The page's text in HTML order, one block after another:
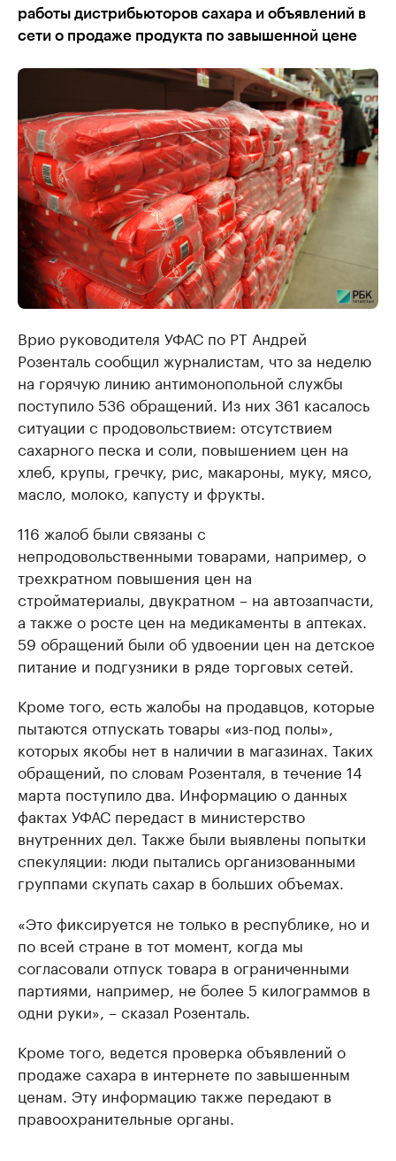
работы дистрибьюторов сахара и объявлений в
сети о продаже продукта по завышенной цене
Врио руководителя УФАС по РТ Андрей
Розенталь сообщил журналистам, что за неделю
на горячую линию антимонопольной службы
поступило 536 обращений. Из них 361 касалось
ситуации с продовольствием: отсутствием
сахарного песка и соли, повышением цен на
хлеб, крупы, гречку, рис, макароны, муку, мясо,
масло, молоко, капусту и фрукты.
116 жалоб были связаны с
непродовольственными товарами, например, о
трехкратном повышения цен на
стройматериалы, двукратном – на автозапчасти,
а также о росте цен на медикаменты в аптеках.
59 обращений были об удвоении цен на детское
питание и подгузники в ряде торговых сетей.
Кроме того, есть жалобы на продавцов, которые
пытаются отпускать товары «из-под полы»,
которых якобы нет в наличии в магазинах. Таких
обращений, по словам Розенталя, в течение 14
марта поступило два. Информацию о данных
фактах УФАС передаст в министерство
внутренних дел. Также были выявлены попытки
спекуляции: люди пытались организованными
группами скупать сахар в больших объемах.
«Это фиксируется не только в республике, но и
по всей стране в тот момент, когда мы
согласовали отпуск товара в ограниченными
партиями, например, не более 5 килограммов в
одни руки», – сказал Розенталь.
Кроме того, ведется проверка объявлений о
продаже сахара в интернете по завышенным
ценам. Эту информацию также передают в
правоохранительные органы.